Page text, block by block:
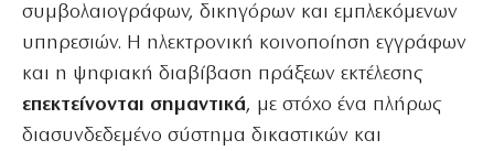
συμβολαιογράφων, δικηγόρων και εμπλεκόμενων
υπηρεσιών. Η ηλεκτρονική κοινοποίηση εγγράφων
και η ψηφιακή διαβίβαση πράξεων εκτέλεσης
επεκτείνονται σημαντικά, με στόχο ένα πλήρως
διασυνδεδεμένο σύστημα δικαστικών και